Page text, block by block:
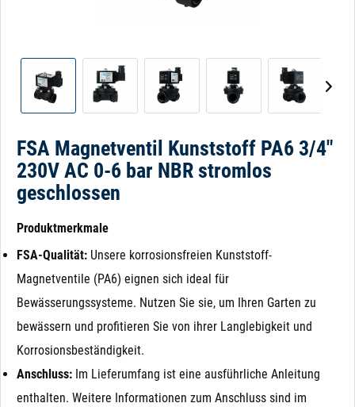
FSA Magnetventil Kunststoff PA6 3/4"
230V AC 0-6 bar NBR stromlos
geschlossen
Produktmerkmale
FSA-Qualität: Unsere korrosionsfreien Kunststoff-
Magnetventile (PA6) eignen sich ideal für
Bewässerungssysteme. Nutzen Sie sie, um Ihren Garten zu
bewässern und profitieren Sie von ihrer Langlebigkeit und
Korrosionsbeständigkeit.
Anschluss: Im Lieferumfang ist eine ausführliche Anleitung
enthalten. Weitere Informationen zum Anschluss sind im